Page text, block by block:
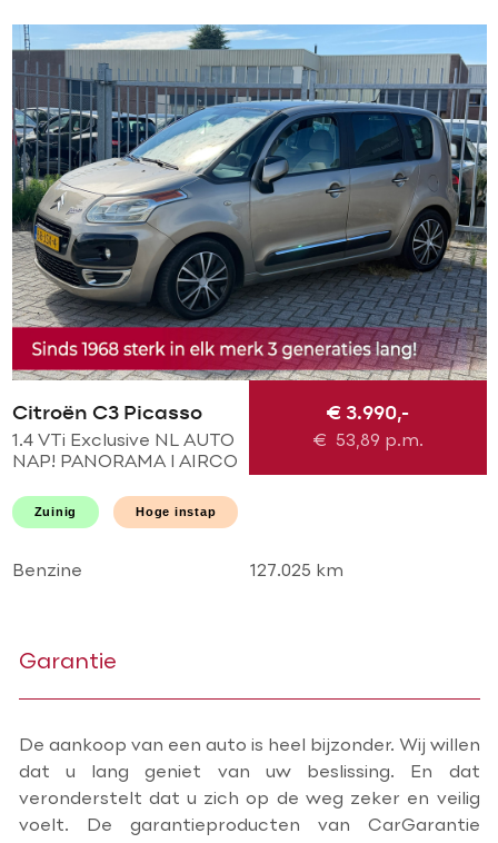
Citroën C3 Picasso
1.4 VTi Exclusive NL AUTO
NAP! PANORAMA l AIRCO
HOGE INSTAP l GOED
ONDERHOUDEN!
€ 3.990,-
€ 53,89 p.m.
Zuinig Hoge instap
Benzine 127.025 km
Garantie
De aankoop van een auto is heel bijzonder. Wij willen
dat u lang geniet van uw beslissing. En dat
veronderstelt dat u zich op de weg zeker en veilig
voelt. De garantieproducten van CarGarantie